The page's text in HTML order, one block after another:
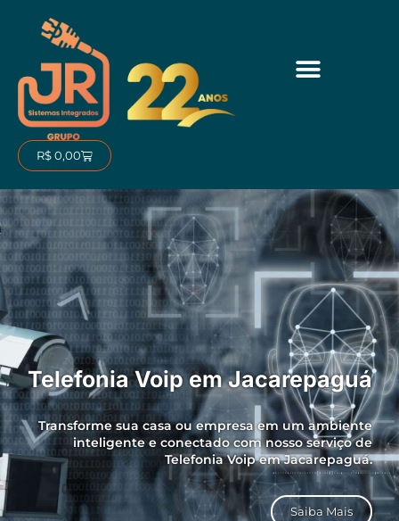
conteúdo
R$0,00Carrinho
Telefonia Voip em Jacarepaguá
Transforme sua casa ou empresa em um ambiente
inteligente e conectado com nosso serviço de
Telefonia Voip em Jacarepaguá.
Saiba Mais